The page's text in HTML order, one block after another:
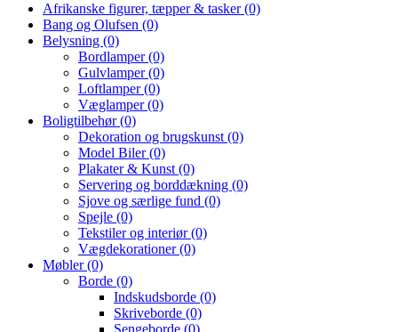
Afrikanske figurer, tæpper & tasker(0)
Bang og Olufsen (0)
Belysning (0)
Bordlamper(0)
Gulvlamper(0)
Loftlamper(0)
Væglamper(0)
Boligtilbehør(0)
Dekoration og brugskunst (0)
Model Biler(0)
Plakater & Kunst (0)
Servering og borddækning (0)
Sjove og særlige fund (0)
Spejle (0)
Tekstiler og interiør(0)
Vægdekorationer(0)
Møbler(0)
Borde (0)
Indskudsborde (0)
Skriveborde (0)
Sengeborde (0)